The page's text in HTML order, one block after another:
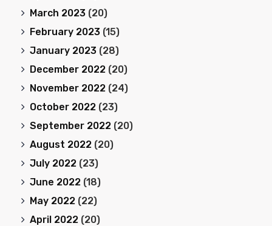
March 2023 (20)
February 2023 (15)
January 2023 (28)
December 2022 (20)
November 2022 (24)
October 2022 (23)
September 2022 (20)
August 2022 (20)
July 2022 (23)
June 2022 (18)
May 2022 (22)
April 2022 (20)